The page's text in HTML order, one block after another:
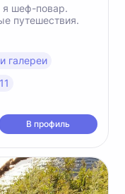
я шеф-повар.
путешествия.
галереи
В профиль